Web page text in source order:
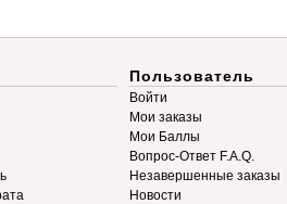
Пользователь
Войти
Мои заказы
Мои Баллы
Вопрос-Ответ F.A.Q.
Незавершенные заказы
Новости